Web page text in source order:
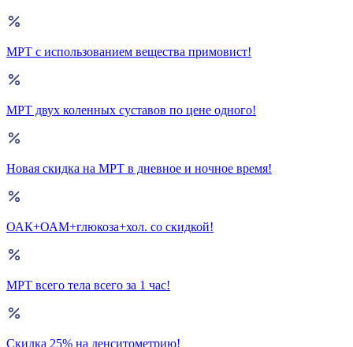
МРТ с использованием вещества примовист!
МРТ двух коленных суставов по цене одного!
Новая скидка на МРТ в дневное и ночное время!
ОАК+ОАМ+глюкоза+хол. со скидкой!
МРТ всего тела всего за 1 час!
Скидка 25% на денситометрию!